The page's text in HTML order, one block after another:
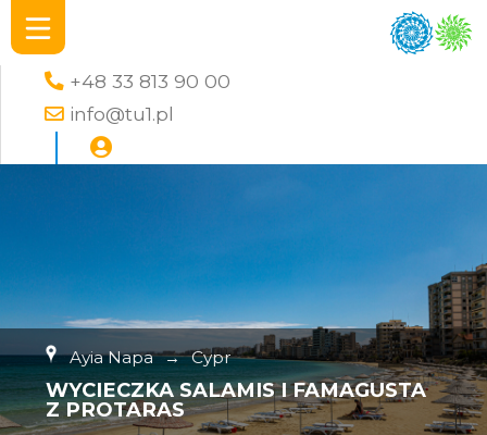
+48 33 813 90 00
info@tu1.pl
Ayia Napa → Cypr
WYCIECZKA SALAMIS I FAMAGUSTA
Z PROTARAS